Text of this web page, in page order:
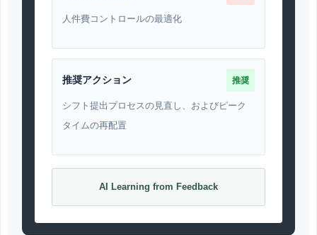
人件費コントロールの最適化
推奨アクション 推奨
シフト提出プロセスの見直し、およびピーク
タイムの再配置
AI Learning from Feedback